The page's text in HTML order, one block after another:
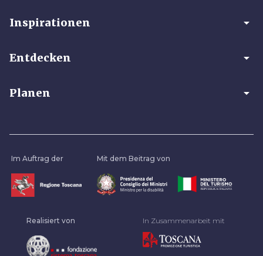
Inspirationen arrow_drop_down
Entdecken arrow_drop_down
Planen arrow_drop_down
Im Auftrag der Mit dem Beitrag von
Realisiert von In Zusammenarbeit mit